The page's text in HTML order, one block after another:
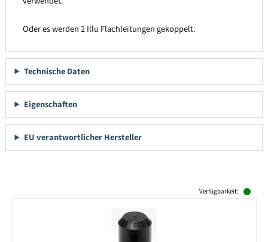
Oder es werden 2 Illu Flachleitungen gekoppelt.
Technische Daten
Eigenschaften
EU verantwortlicher Hersteller
Verfügbarkeit: